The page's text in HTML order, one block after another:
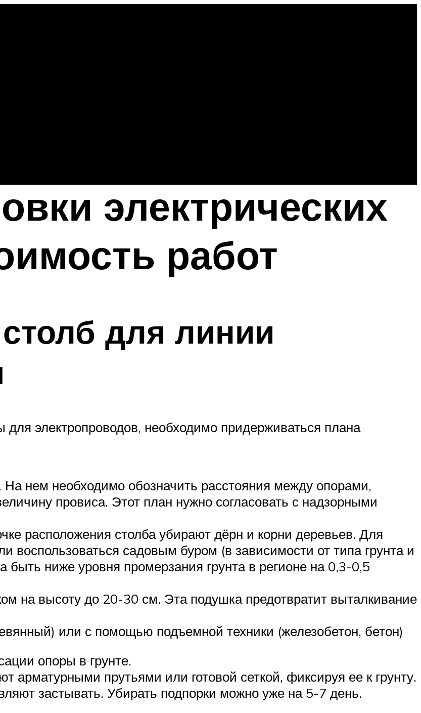
электрических
работ
для линии
электропроводов, необходимо придерживаться плана
нем необходимо обозначить расстояния между опорами,
провиса. Этот план нужно согласовать с надзорными
расположения столба убирают дёрн и корни деревьев. Для
воспользоваться садовым буром (в зависимости от типа грунта и
ниже уровня промерзания грунта в регионе на 0,3-0,5
на высоту до 20-30 см. Эта подушка предотвратит выталкивание
или с помощью подъемной техники (железобетон, бетон)
опоры в грунте.
арматурными прутьями или готовой сеткой, фиксируя ее к грунту.
застывать. Убирать подпорки можно уже на 5-7 день.